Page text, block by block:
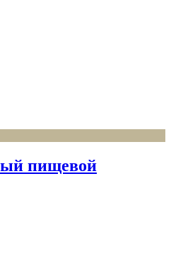
пищевой